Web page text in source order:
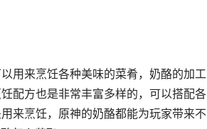
用来烹饪各种美味的菜肴，奶酪的加工
配方也是非常丰富多样的，可以搭配各
来烹饪，原神的奶酪都能为玩家带来不